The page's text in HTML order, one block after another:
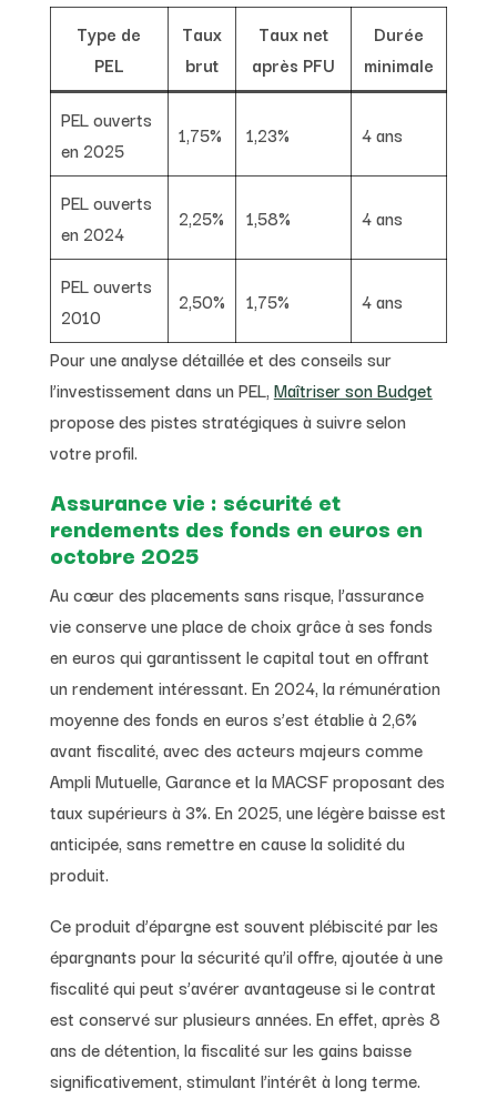
Type de
PEL
Taux
brut
Taux net
après PFU
Durée
minimale
PEL ouverts
en 2025
1,75% 1,23% 4 ans
PEL ouverts
en 2024
2,25% 1,58% 4 ans
PEL ouverts
2010
2,50% 1,75% 4 ans
Pour une analyse détaillée et des conseils sur
l’investissement dans un PEL, Maîtriser son Budget
propose des pistes stratégiques à suivre selon
votre profil.
Assurance vie : sécurité et
rendements des fonds en euros en
octobre 2025
Au cœur des placements sans risque, l’assurance
vie conserve une place de choix grâce à ses fonds
en euros qui garantissent le capital tout en offrant
un rendement intéressant. En 2024, la rémunération
moyenne des fonds en euros s’est établie à 2,6%
avant fiscalité, avec des acteurs majeurs comme
Ampli Mutuelle, Garance et la MACSF proposant des
taux supérieurs à 3%. En 2025, une légère baisse est
anticipée, sans remettre en cause la solidité du
produit.
Ce produit d’épargne est souvent plébiscité par les
épargnants pour la sécurité qu’il offre, ajoutée à une
fiscalité qui peut s’avérer avantageuse si le contrat
est conservé sur plusieurs années. En effet, après 8
ans de détention, la fiscalité sur les gains baisse
significativement, stimulant l’intérêt à long terme.